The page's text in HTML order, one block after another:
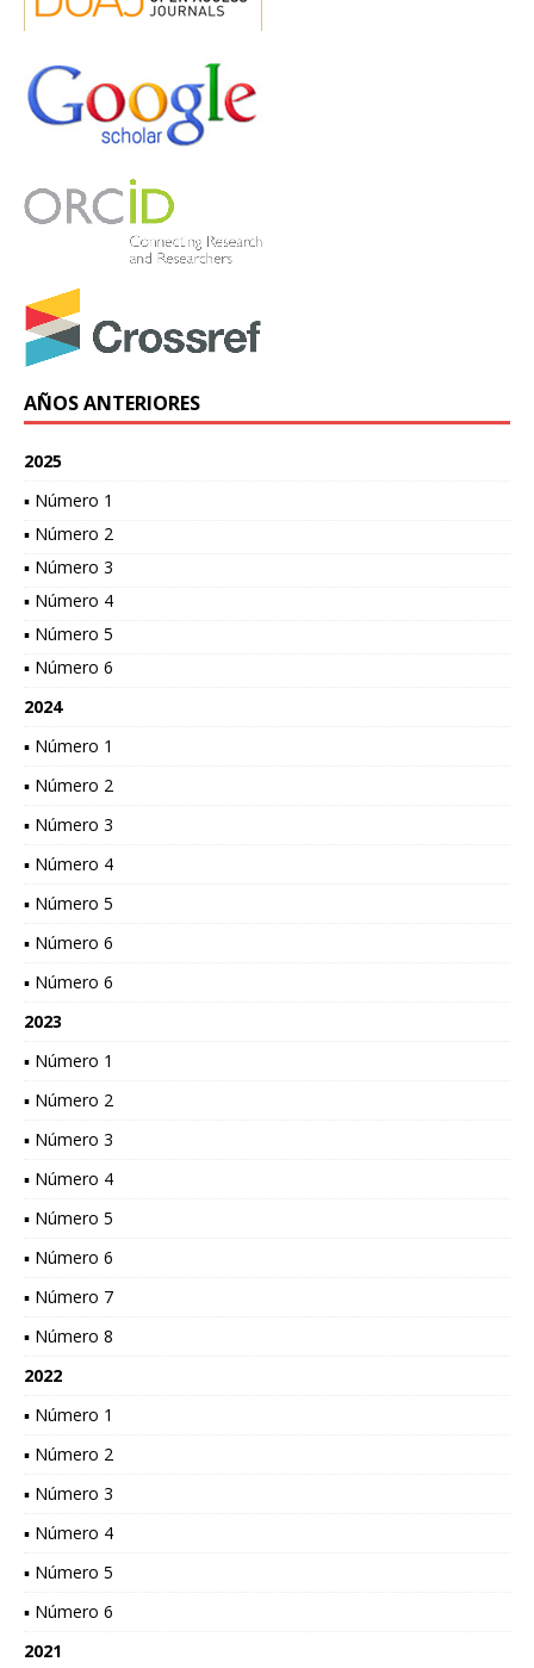
AÑOS ANTERIORES
2025
▪ Número 1
▪ Número 2
▪ Número 3
▪ Número 4
▪ Número 5
▪ Número 6
2024
▪ Número 1
▪ Número 2
▪ Número 3
▪ Número 4
▪ Número 5
▪ Número 6
▪ Número 6
2023
▪ Número 1
▪ Número 2
▪ Número 3
▪ Número 4
▪ Número 5
▪ Número 6
▪ Número 7
▪ Número 8
2022
▪ Número 1
▪ Número 2
▪ Número 3
▪ Número 4
▪ Número 5
▪ Número 6
2021